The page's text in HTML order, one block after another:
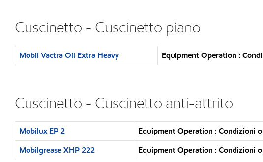
Cuscinetto - Cuscinetto piano
Mobil Vactra Oil Extra Heavy Equipment Operation :
Cuscinetto - Cuscinetto anti-attrito
Mobilux EP 2
Equipment Operation : Condizioni
Mobilgrease XHP 222
Equipment Operation : Condizioni